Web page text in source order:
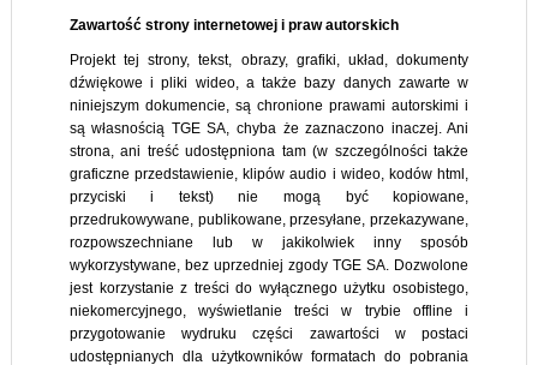
Zawartość strony internetowej i praw autorskich
Projekt tej strony, tekst, obrazy, grafiki, układ, dokumenty
dźwiękowe i pliki wideo, a także bazy danych zawarte w
niniejszym dokumencie, są chronione prawami autorskimi i
są własnością TGE SA, chyba że zaznaczono inaczej. Ani
strona, ani treść udostępniona tam (w szczególności także
graficzne przedstawienie, klipów audio i wideo, kodów html,
przyciski i tekst) nie mogą być kopiowane,
przedrukowywane, publikowane, przesyłane, przekazywane,
rozpowszechniane lub w jakikolwiek inny sposób
wykorzystywane, bez uprzedniej zgody TGE SA. Dozwolone
jest korzystanie z treści do wyłącznego użytku osobistego,
niekomercyjnego, wyświetlanie treści w trybie offline i
przygotowanie wydruku części zawartości w postaci
udostępnianych dla użytkowników formatach do pobrania